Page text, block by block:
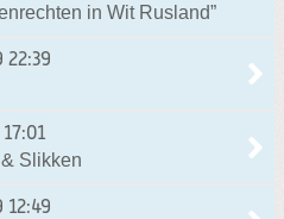
in Wit Rusland”
Slikken